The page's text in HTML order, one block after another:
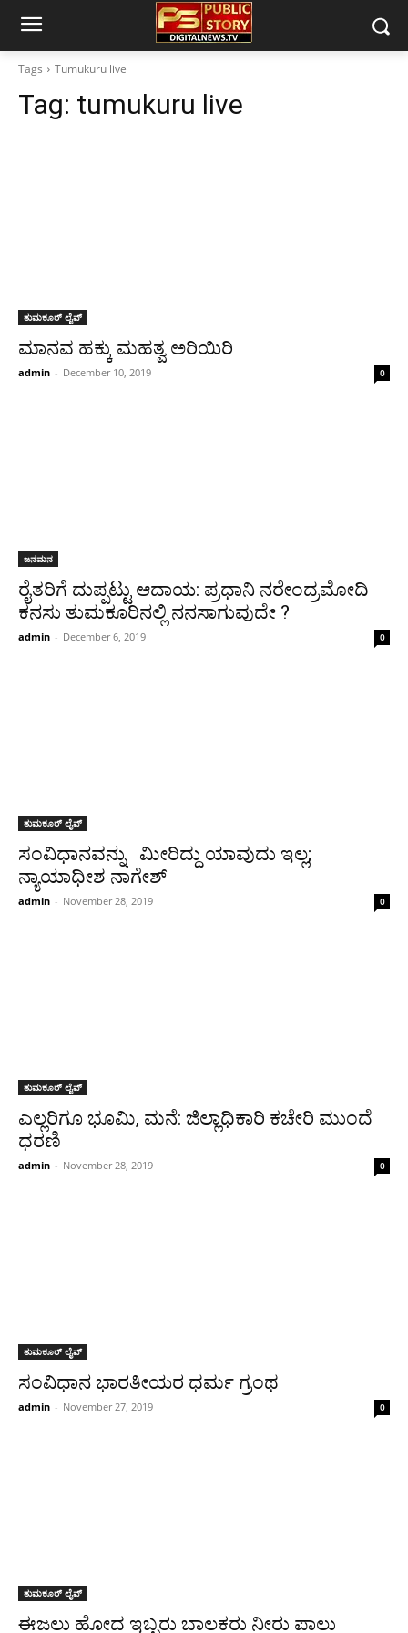
Tags Tumukuru live
Tag: tumukuru live
ತುಮಕೂರ್ ಲೈವ್
ಮಾನವ ಹಕ್ಕು ಮಹತ್ವ ಅರಿಯಿರಿ
admin - December 10, 2019 0
ಜನಮನ
ರೈತರಿಗೆ ದುಪ್ಪಟ್ಟು ಆದಾಯ: ಪ್ರಧಾನಿ ನರೇಂದ್ರಮೋದಿ
ಕನಸು ತುಮಕೂರಿನಲ್ಲಿ ನನಸಾಗುವುದೇ ?
admin - December 6, 2019 0
ತುಮಕೂರ್ ಲೈವ್
ಸಂವಿಧಾನವನ್ನು ಮೀರಿದ್ದು ಯಾವುದು ಇಲ್ಲ;
ನ್ಯಾಯಾಧೀಶ ನಾಗೇಶ್
admin - November 28, 2019 0
ತುಮಕೂರ್ ಲೈವ್
ಎಲ್ಲರಿಗೂ ಭೂಮಿ, ಮನೆ: ಜಿಲ್ಲಾಧಿಕಾರಿ ಕಚೇರಿ ಮುಂದೆ
ಧರಣಿ
admin - November 28, 2019 0
ತುಮಕೂರ್ ಲೈವ್
ಸಂವಿಧಾನ ಭಾರತೀಯರ ಧರ್ಮ ಗ್ರಂಥ
admin - November 27, 2019 0
ತುಮಕೂರ್ ಲೈವ್
ಈಜಲು ಹೋದ ಇಬ್ಬರು ಬಾಲಕರು ನೀರು ಪಾಲು